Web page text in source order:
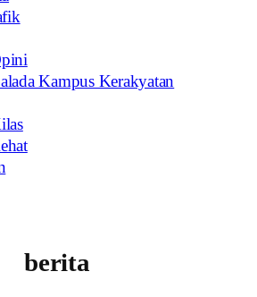
Kampus Kerakyatan
berita